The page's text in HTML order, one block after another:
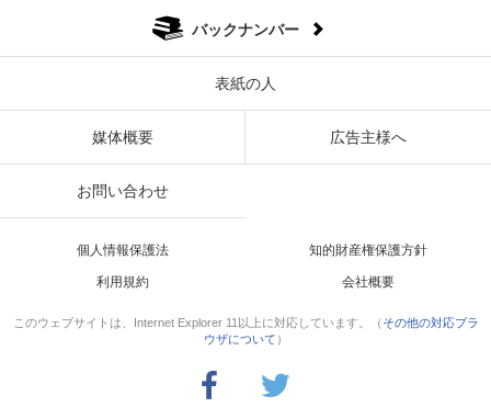
バックナンバー
表紙の人
媒体概要 広告主様へ
お問い合わせ
個人情報保護法 知的財産権保護方針
利用規約 会社概要
このウェブサイトは、Internet Explorer 11以上に対応しています。（ その他の対応ブラ
ウザについて ）